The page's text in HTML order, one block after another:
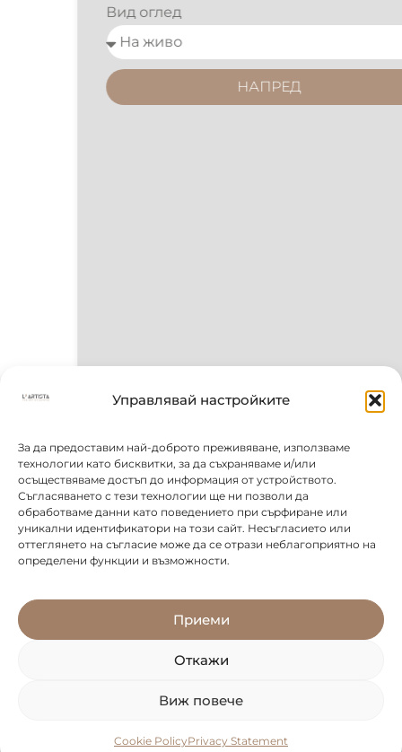
Управлявай настройките
За да предоставим най-доброто преживяване, използваме
технологии като бисквитки, за да съхраняваме и/или
осъществяваме достъп до информация от устройството.
Съгласяването с тези технологии ще ни позволи да
обработваме данни като поведението при сърфиране или
уникални идентификатори на този сайт. Несъгласието или
оттеглянето на съгласие може да се отрази неблагоприятно на
определени функции и възможности.
Приеми
Откажи
Виж повече
Cookie PolicyPrivacy Statement
Вид оглед
НАПРЕД